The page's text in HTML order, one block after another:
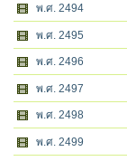
พ.ศ. 2494
พ.ศ. 2495
พ.ศ. 2496
พ.ศ. 2497
พ.ศ. 2498
พ.ศ. 2499